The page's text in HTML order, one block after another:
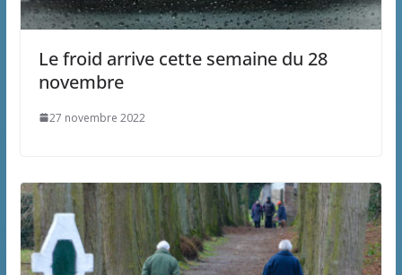
Le froid arrive cette semaine du 28
novembre
27 novembre 2022